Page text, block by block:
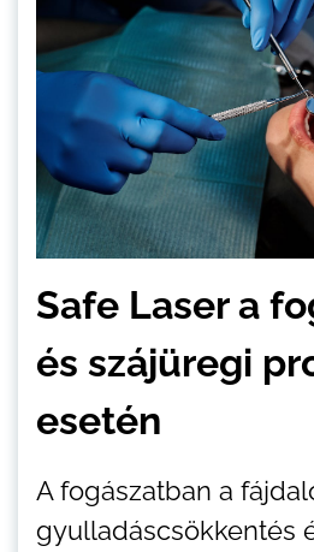
Safe Laser a
és szájüregi
esetén
A fogászatban a
gyulladáscsökkentés